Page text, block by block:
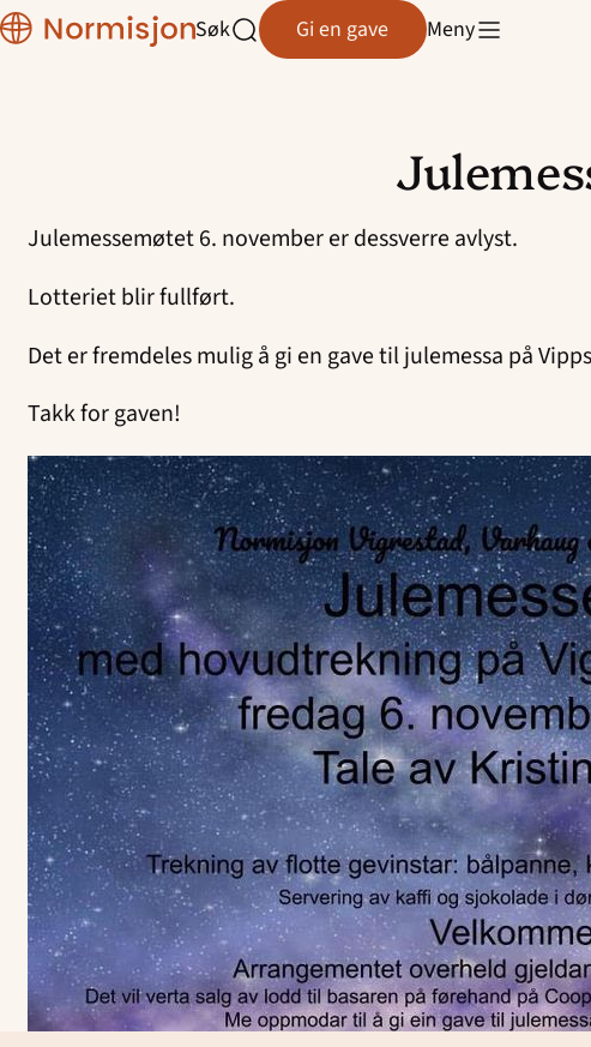
innhold
Region
Rogaland
Åpne
Søk Gi en gave Meny
Julemessemøtet 6. november er dessverre avlyst.
Lotteriet blir fullført.
Det er fremdeles mulig å gi en gave til julemessa på
Takk for gaven!